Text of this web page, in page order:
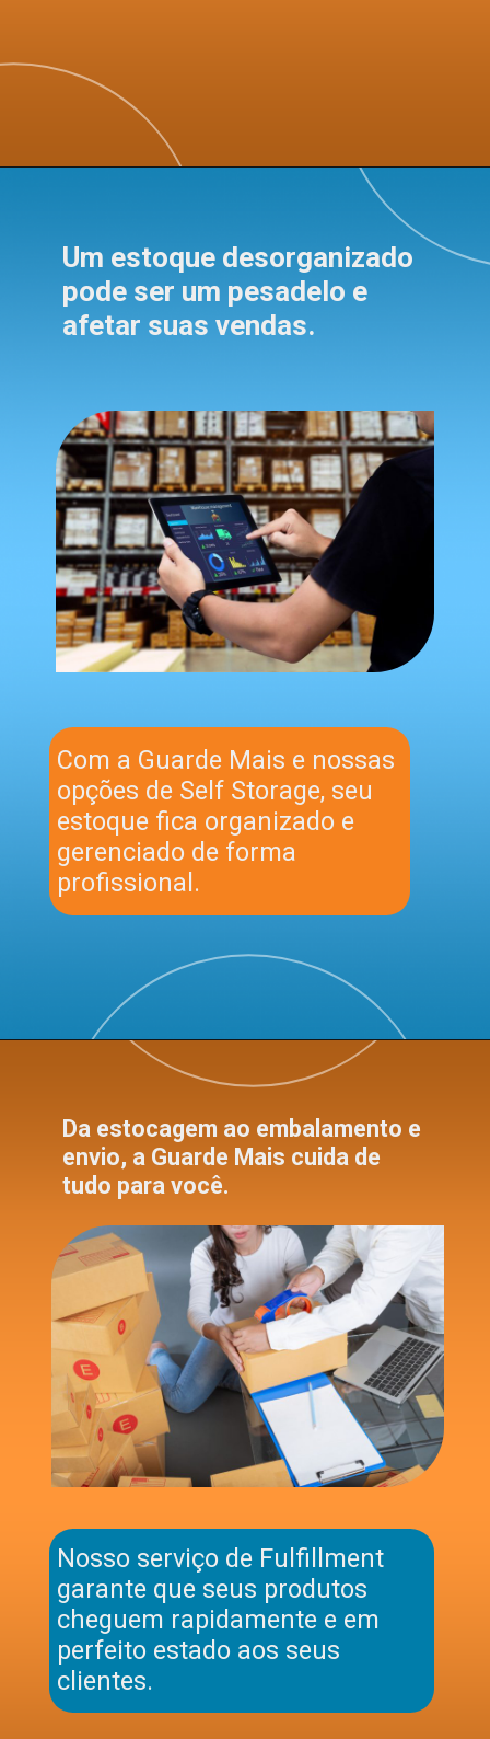
Um estoque desorganizado
pode ser um pesadelo e
afetar suas vendas.
Com a Guarde Mais e nossas
opções de Self Storage, seu
estoque fica organizado e
gerenciado de forma
profissional.
Da estocagem ao embalamento e
envio, a Guarde Mais cuida de
tudo para você.
Nosso serviço de Fulfillment
garante que seus produtos
cheguem rapidamente e em
perfeito estado aos seus
clientes.